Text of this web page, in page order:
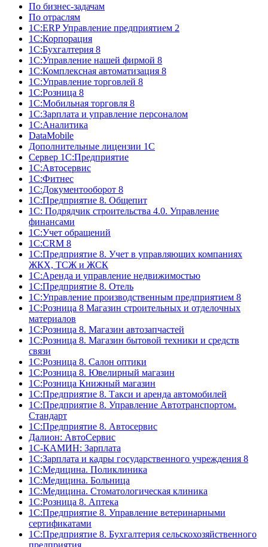
По бизнес-задачам
По отраслям
1C:ERP Управление предприятием 2
1С:Корпорация
1С:Бухгалтерия 8
1С:Управление нашей фирмой 8
1С:Комплексная автоматизация 8
1С:Управление торговлей 8
1С:Розница 8
1С:Мобильная торговля 8
1С:Зарплата и управление персоналом
1С:Аналитика
DataMobile
Дополнительные лицензии 1С
Сервер 1С:Предприятие
1С:Автосервис
1С:Фитнес
1С:Документооборот 8
1С:Предприятие 8. Общепит
1С: Подрядчик строительства 4.0. Управление
финансами
1С:Учет обращений
1C:CRM 8
1С:Предприятие 8. Учет в управляющих компаниях
ЖКХ, ТСЖ и ЖСК
1С:Аренда и управление недвижимостью
1С:Предприятие 8. Отель
1C:Управление производственным предприятием 8
1С:Розница 8 Магазин строительных и отделочных
материалов
1С:Розница 8. Магазин автозапчастей
1С:Розница 8. Магазин бытовой техники и средств
связи
1С:Розница 8. Салон оптики
1С:Розница 8. Ювелирный магазин
1С:Розница Книжный магазин
1C:Предприятие 8. Такси и аренда автомобилей
1С:Предприятие 8. Управление Автотранспортом.
Стандарт
1C:Предприятие 8. Автосервис
Далион: АвтоСервис
1С-КАМИН: Зарплата
1С:Зарплата и кадры государственного учреждения 8
1С:Медицина. Поликлиника
1С:Медицина. Больница
1С:Медицина. Стоматологическая клиника
1С:Розница 8. Аптека
1C:Предприятие 8. Управление ветеринарными
сертификатами
1С:Предприятие 8. Бухгалтерия сельскохозяйственного
предприятия